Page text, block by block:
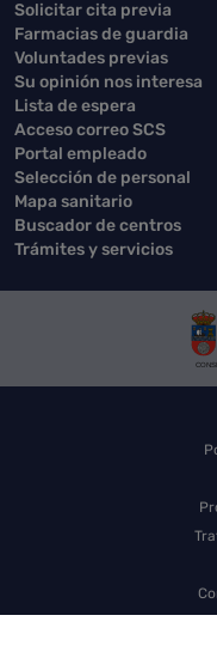
Solicitar cita previa
Farmacias de guardia
Voluntades previas
Su opinión nos interesa
Lista de espera
Acceso correo SCS
Portal empleado
Selección de personal
Mapa sanitario
Buscador de centros
Trámites y servicios